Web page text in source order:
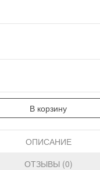
В корзину
ОПИСАНИЕ
ОТЗЫВЫ (0)